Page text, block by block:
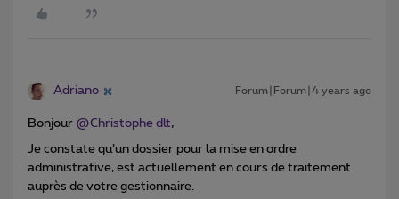
Adriano Forum|Forum|4 years ago
Bonjour @Christophe dlt,
Je constate qu’un dossier pour la mise en ordre
administrative, est actuellement en cours de traitement
auprès de votre gestionnaire.